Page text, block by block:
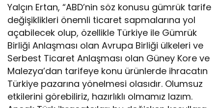
Yalçın Ertan, “ABD’nin söz konusu gümrük tarife
değişiklikleri önemli ticaret sapmalarına yol
açabilecek olup, özellikle Türkiye ile Gümrük
Birliği Anlaşması olan Avrupa Birliği ülkeleri ve
Serbest Ticaret Anlaşması olan Güney Kore ve
Malezya’dan tarifeye konu ürünlerde ihracatın
Türkiye pazarına yönelmesi olasıdır. Olumsuz
etkilerini görebiliriz, hazırlıklı olmamız lazım.